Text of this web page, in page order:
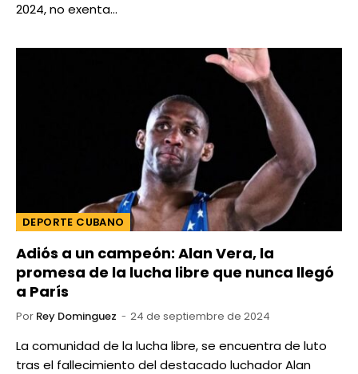
2024, no exenta…
DEPORTE CUBANO
Adiós a un campeón: Alan Vera, la
promesa de la lucha libre que nunca llegó
a París
Por Rey Dominguez 24 de septiembre de 2024
La comunidad de la lucha libre, se encuentra de luto
tras el fallecimiento del destacado luchador Alan